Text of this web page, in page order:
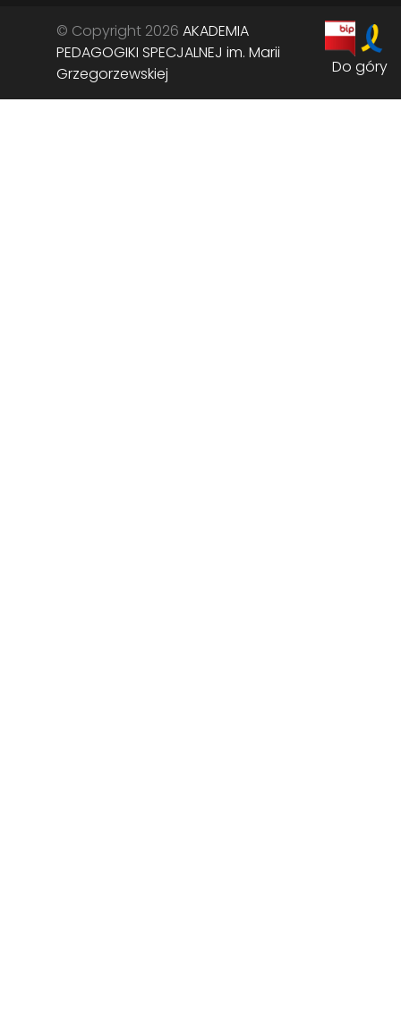
© Copyright 2026 AKADEMIA
PEDAGOGIKI SPECJALNEJ im. Marii
Grzegorzewskiej
Do góry